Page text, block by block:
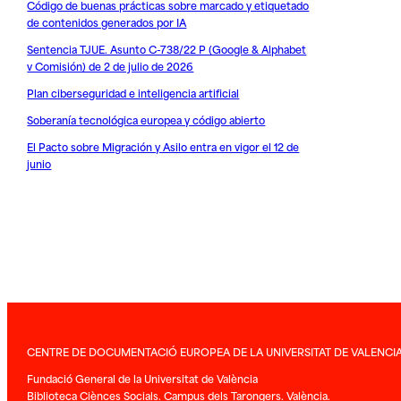
Código de buenas prácticas sobre marcado y etiquetado
de contenidos generados por IA
Sentencia TJUE. Asunto C-738/22 P (Google & Alphabet
v Comisión) de 2 de julio de 2026
Plan ciberseguridad e inteligencia artificial
Soberanía tecnológica europea y código abierto
El Pacto sobre Migración y Asilo entra en vigor el 12 de
junio
CENTRE DE DOCUMENTACIÓ EUROPEA DE LA UNIVERSITAT DE
Fundació General de la Universitat de València
Biblioteca Ciènces Socials. Campus dels Tarongers. València.